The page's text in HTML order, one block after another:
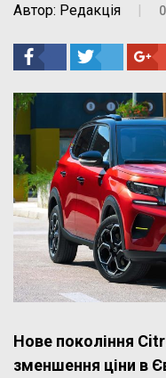
Автор: Редакція |
Нове покоління
зменшення ціни в